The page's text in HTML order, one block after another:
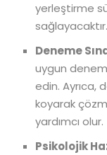
yerleştirme
sağlayacaktır.
Deneme
uygun
edin. Ayrıca,
koyarak
yardımcı olur.
Psikolojik